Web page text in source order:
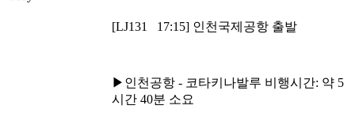
[LJ131 17:15] 인천국제공항 출발
▶인천공항 - 코타키나발루 비행시간: 약 5
시간 40분 소요